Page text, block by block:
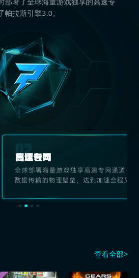
拉斯引擎3.0。
查看全部>